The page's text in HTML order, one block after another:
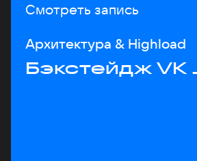
Смотреть запись
Архитектура & Highload
Бэкстейдж VK